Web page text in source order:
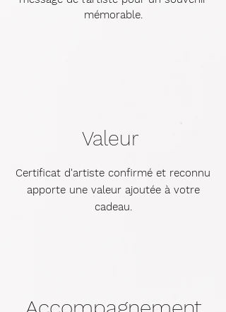
mémorable.
Valeur
​Certificat d'artiste confirmé et reconnu
apporte une valeur ajoutée à votre
cadeau.​​